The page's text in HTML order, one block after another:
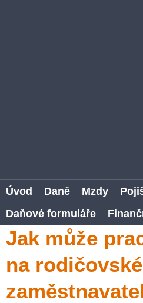
Úvod Daně Mzdy
Daňové formuláře
Jak může
na